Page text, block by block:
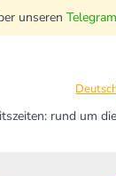
unseren
rund um